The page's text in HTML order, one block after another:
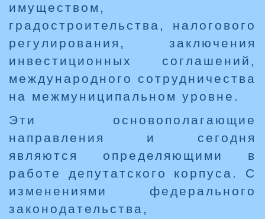
имуществом,
градостроительства, налогового
регулирования, заключения
инвестиционных соглашений,
международного сотрудничества
на межмуниципальном уровне.
Эти основополагающие
направления и сегодня
являются определяющими в
работе депутатского корпуса. С
изменениями федерального
законодательства,